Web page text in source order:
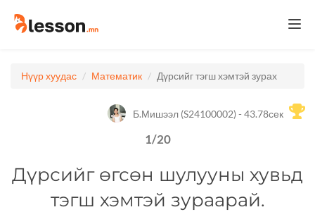
Нүүр хуудас Математик Дүрсийг тэгш хэмтэй зурах
Б.Мишээл (S24100002) - 43.78сек
1/20
Дүрсийг өгсөн шулууны хувьд
тэгш хэмтэй зураарай.